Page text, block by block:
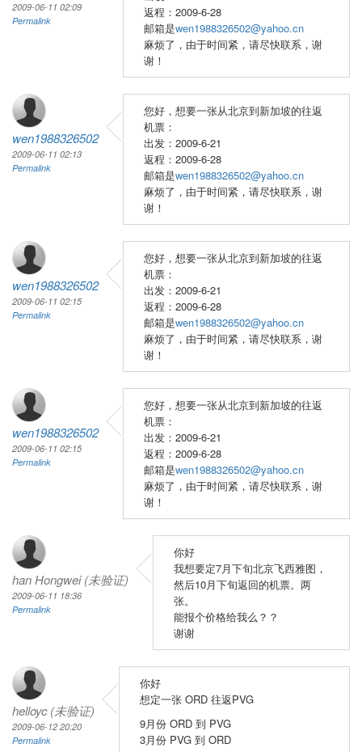
2009-06-11 02:09
Permalink
返程：2009-6-28
邮箱是wen1988326502@yahoo.cn
麻烦了，由于时间紧，请尽快联系，谢
谢！
wen1988326502
2009-06-11 02:13
Permalink
您好，想要一张从北京到新加坡的往返
机票：
出发：2009-6-21
返程：2009-6-28
邮箱是wen1988326502@yahoo.cn
麻烦了，由于时间紧，请尽快联系，谢
谢！
wen1988326502
2009-06-11 02:15
Permalink
您好，想要一张从北京到新加坡的往返
机票：
出发：2009-6-21
返程：2009-6-28
邮箱是wen1988326502@yahoo.cn
麻烦了，由于时间紧，请尽快联系，谢
谢！
wen1988326502
2009-06-11 02:15
Permalink
您好，想要一张从北京到新加坡的往返
机票：
出发：2009-6-21
返程：2009-6-28
邮箱是wen1988326502@yahoo.cn
麻烦了，由于时间紧，请尽快联系，谢
谢！
han Hongwei (未验证)
2009-06-11 18:36
Permalink
你好
我想要定7月下旬北京飞西雅图，
然后10月下旬返回的机票。两
张。
能报个价格给我么？？
谢谢
helloyc (未验证)
2009-06-12 20:20
Permalink
你好
想定一张 ORD 往返PVG
9月份 ORD 到 PVG
3月份 PVG 到 ORD